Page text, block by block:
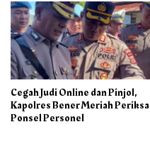
Cegah Judi Online dan Pinjol,
Kapolres Bener Meriah Periksa
Ponsel Personel